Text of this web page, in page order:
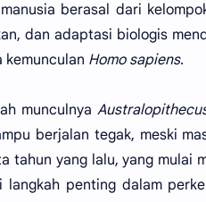
berasal dari
dan adaptasi biologis
kemunculan Homo sapiens.
munculnya
berjalan tegak, meski
tahun yang lalu, yang mulai
penting dalam